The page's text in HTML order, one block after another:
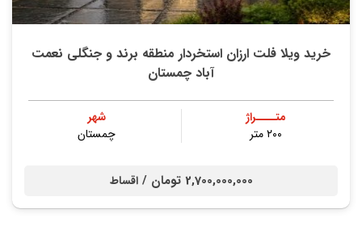
خرید ویلا فلت ارزان استخردار منطقه برند و جنگلی نعمت
آباد چمستان
متــــراژ
۲۰۰ متر
شهر
چمستان
2,700,000,000 تومان / اقساط